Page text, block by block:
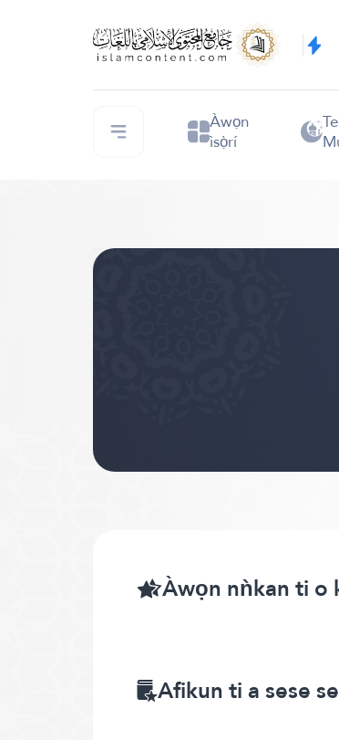
Àwọn
ìsọ̀rí
Àwọn nǹkan ti o
Afikun ti a sese se